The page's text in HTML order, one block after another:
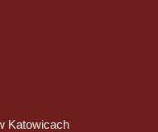
Katowicach